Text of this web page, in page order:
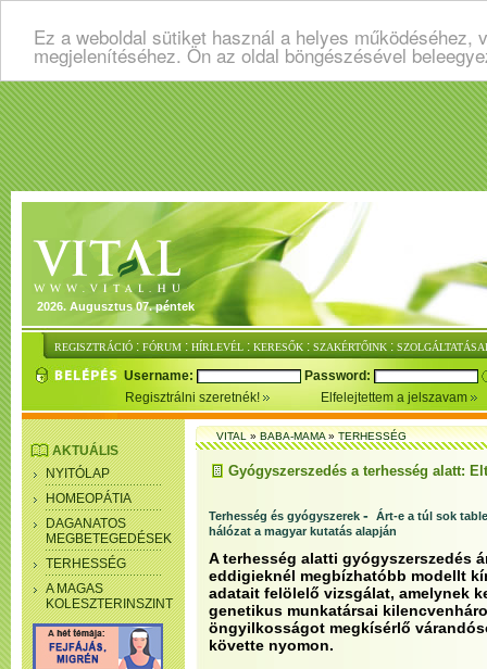
Ez a weboldal sütiket használ a helyes
megjelenítéséhez. Ön az oldal böngészésével
2026. Augusztus 07. péntek
REGISZTRÁCIÓ : FÓRUM : HÍRLEVÉL : KERESŐK : SZAKÉRTŐINK :
Username:
Password:
Regisztrálni szeretnék!
Elfelejtettem a jelszavam
AKTUÁLIS
NYITÓLAP
HOMEOPÁTIA
DAGANATOS
MEGBETEGEDÉSEK
TERHESSÉG
A MAGAS
KOLESZTERINSZINT
VITAL»BABA-MAMA»TERHESSÉG
Gyógyszerszedés a terhesség alatt:
Terhesség és gyógyszerek - Árt-e a túl sok
hálózat a magyar kutatás alapján
A terhesség alatti gyógyszerszedés
eddigieknél megbízhatóbb modellt
adatait felölelő vizsgálat, amelynek
genetikus munkatársai
öngyilkosságot megkísérlő
követte nyomon.